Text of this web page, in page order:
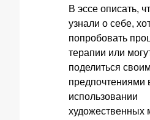
В эссе описать,
узнали о себе,
попробовать
терапии или
поделиться
предпочтениями
использовании
художественных